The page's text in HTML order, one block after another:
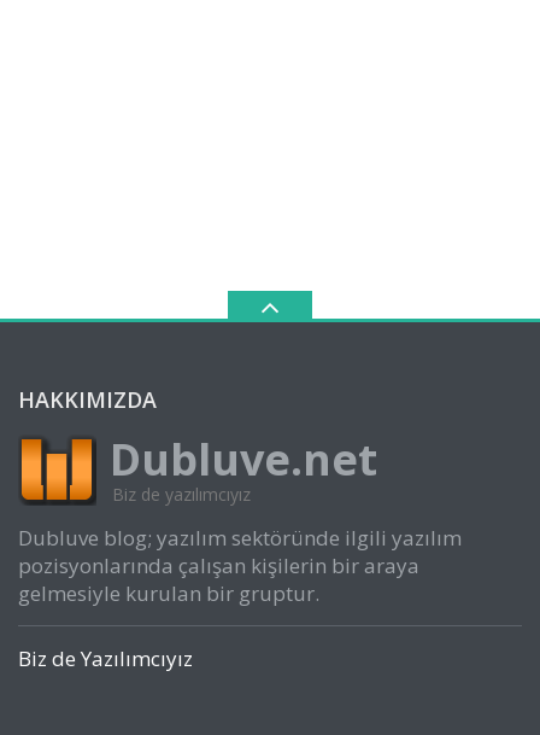
HAKKIMIZDA
Dubluve.net
Biz de yazılımcıyız
Dubluve blog; yazılım sektöründe ilgili yazılım
pozisyonlarında çalışan kişilerin bir araya
gelmesiyle kurulan bir gruptur.
Biz de Yazılımcıyız